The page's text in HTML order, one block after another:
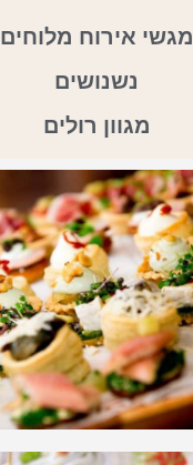
מגשי אירוח מלוחים
נשנושים
מגוון רולים